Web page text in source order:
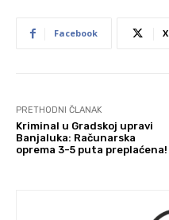
Facebook X
PRETHODNI ČLANAK
Kriminal u Gradskoj upravi
Banjaluka: Računarska
oprema 3-5 puta preplaćena!